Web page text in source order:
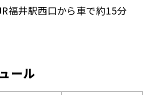
福井駅西口から車で約15分
ール